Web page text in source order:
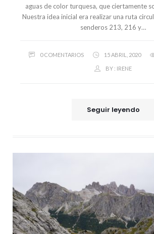
aguas de color turquesa, que ciertamente
Nuestra idea inicial era realizar una ruta
senderos 213, 216 y…
0 COMENTARIOS 15 ABRIL, 2020
BY : IRENE
Seguir leyendo